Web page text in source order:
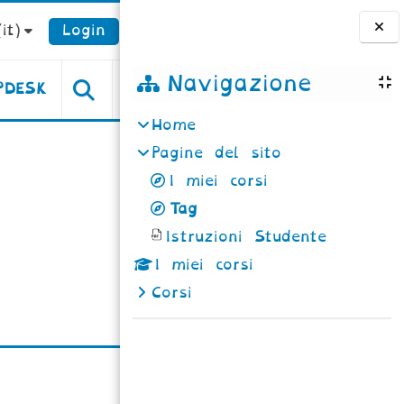
Blocchi
Navigazione
Home
Pagine del sito
I miei corsi
Tag
Istruzioni Studente
I miei corsi
Corsi
Login